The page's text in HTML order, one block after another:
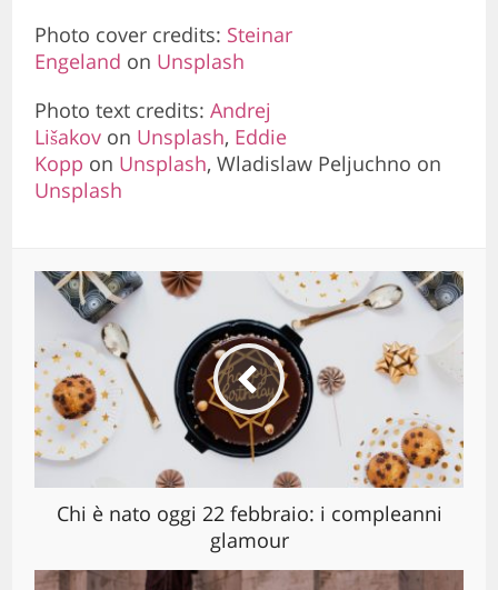
Photo cover credits: Steinar
Engeland on Unsplash
Photo text credits:Andrej
Lišakov on Unsplash, Eddie
Kopp on Unsplash, Wladislaw Peljuchno on
Unsplash
Chi è nato oggi 22 febbraio: i compleanni
glamour